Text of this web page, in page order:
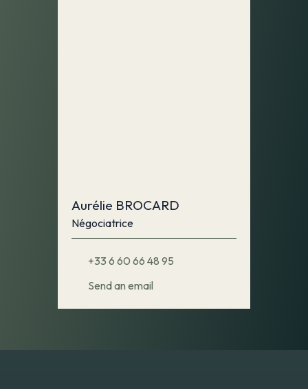
Aurélie BROCARD
Négociatrice
+33 6 60 66 48 95
Send an email